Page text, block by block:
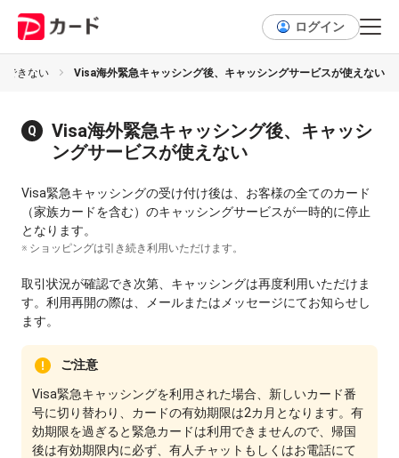
ログイン
できない Visa海外緊急キャッシング後、キャッシングサービスが使えない
Visa海外緊急キャッシング後、キャッシ
ングサービスが使えない
Visa緊急キャッシングの受け付け後は、お客様の全てのカード
（家族カードを含む）のキャッシングサービスが一時的に停止
となります。
※ ショッピングは引き続き利用いただけます。
取引状況が確認でき次第、キャッシングは再度利用いただけま
す。利用再開の際は、メールまたはメッセージにてお知らせし
ます。
ご注意
Visa緊急キャッシングを利用された場合、新しいカード番
号に切り替わり、カードの有効期限は2カ月となります。有
効期限を過ぎると緊急カードは利用できませんので、帰国
後は有効期限内に必ず、有人チャットもしくはお電話にて